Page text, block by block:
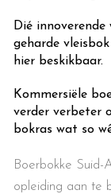
Dié
geharde
hier beskikbaar.
Kommersiële
verder verbeter
bokras wat so
Boerbokke Suid-
opleiding aan te